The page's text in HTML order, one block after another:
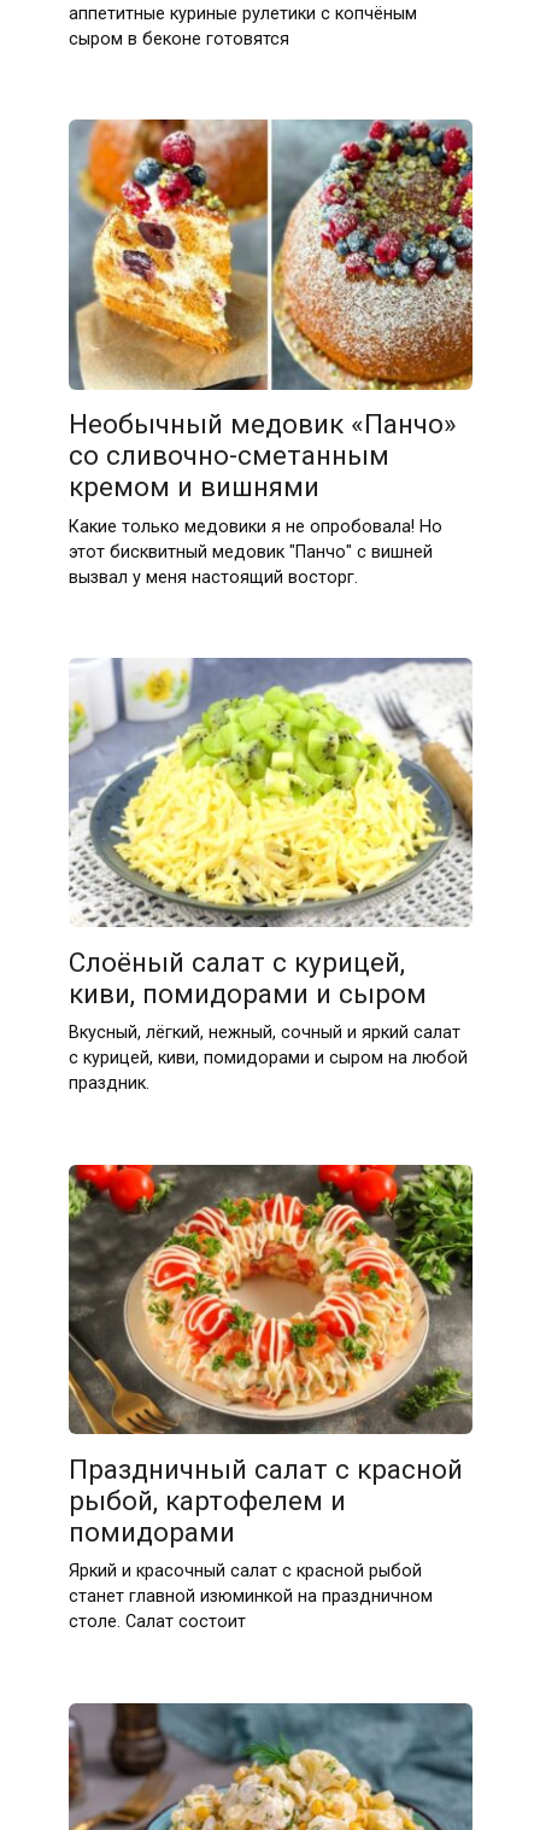
аппетитные куриные рулетики с копчёным
сыром в беконе готовятся
Необычный медовик «Панчо»
со сливочно-сметанным
кремом и вишнями
Какие только медовики я не опробовала! Но
этот бисквитный медовик "Панчо" с вишней
вызвал у меня настоящий восторг.
Слоёный салат с курицей,
киви, помидорами и сыром
Вкусный, лёгкий, нежный, сочный и яркий салат
с курицей, киви, помидорами и сыром на любой
праздник.
Праздничный салат с красной
рыбой, картофелем и
помидорами
Яркий и красочный салат с красной рыбой
станет главной изюминкой на праздничном
столе. Салат состоит